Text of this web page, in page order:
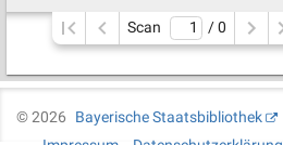
Scan / 0
©2026
Bayerische Staatsbibliothek